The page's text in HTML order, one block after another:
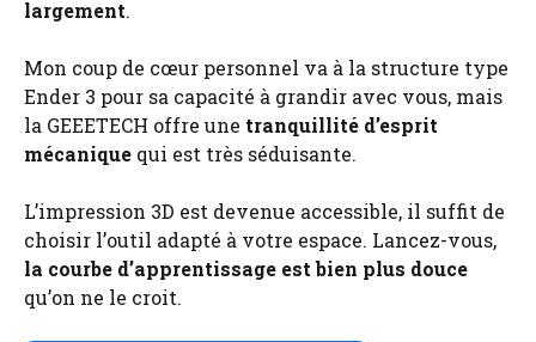
largement.
Mon coup de cœur personnel va à la structure type
Ender 3 pour sa capacité à grandir avec vous, mais
la GEEETECH offre une tranquillité d’esprit
mécanique qui est très séduisante.
L’impression 3D est devenue accessible, il suffit de
choisir l’outil adapté à votre espace. Lancez-vous,
la courbe d’apprentissage est bien plus douce
qu’on ne le croit.